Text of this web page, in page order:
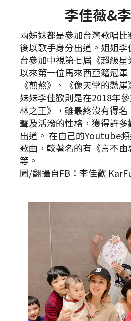
李佳薇&
兩姊妹都是參加台灣歌唱
後以歌手身分出道。姐姐
台參加中視第七屆《超級
以來第一位馬來西亞籍冠
《煎熬》、《像天堂的懸
妹妹李佳歡則是在2018年
林之王》，雖最終沒有得
聲及活潑的性格，獲得許
出道。 在自己的Youtube
歌曲，較著名的有《言不由
等。
圖/翻攝自FB：李佳歡